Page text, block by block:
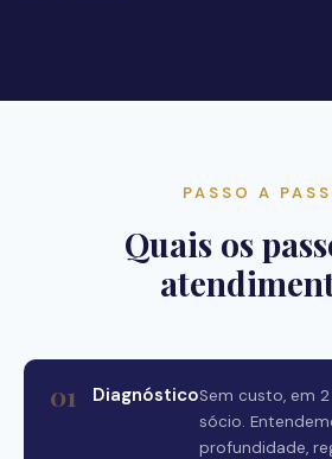
PASSO A
Quais os
01 DiagnósticoSem custo, em
sócio.
profundidade,